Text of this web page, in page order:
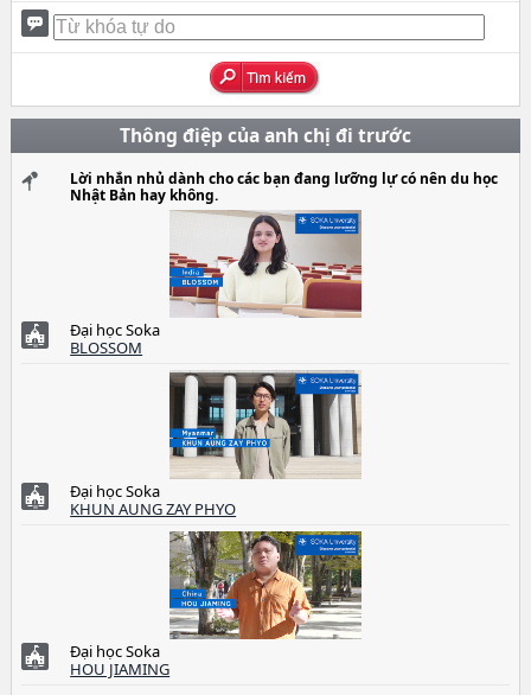
Thông điệp của anh chị đi trước
Lời nhắn nhủ dành cho các bạn đang lưỡng lự có nên du học
Nhật Bản hay không.
Đại học Soka
BLOSSOM
Đại học Soka
KHUN AUNG ZAY PHYO
Đại học Soka
HOU JIAMING